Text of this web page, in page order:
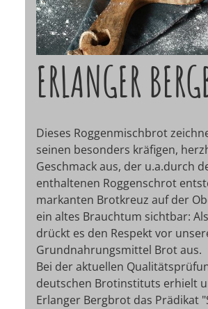
ERLANGER
Dieses Roggenmischbrot
seinen besonders kräfigen,
Geschmack aus, der u.a.durch
enthaltenen Roggenschrot
markanten Brotkreuz auf der
ein altes Brauchtum sichtbar:
drückt es den Respekt vor
Grundnahrungsmittel Brot aus.
Bei der aktuellen
deutschen Brotinstituts erhielt
Erlanger Bergbrot das Prädikat